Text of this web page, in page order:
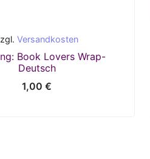
Versandkosten
Book Lovers Wrap-
Deutsch
1,00€